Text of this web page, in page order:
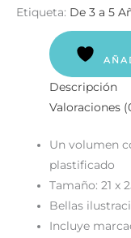
Etiqueta: De 3 a 5
Descripción
Valoraciones
Un volumen
plastificado
Tamaño: 21 x
Bellas
Incluye